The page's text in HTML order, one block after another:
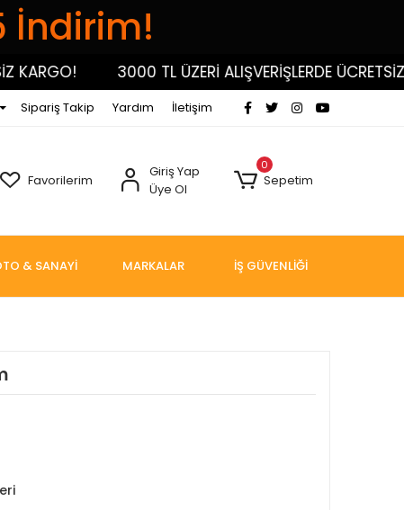
İndirim!
3000 TL ÜZERİ ALIŞVERİŞLERDE ÜCRETSİZ
Sipariş Takip Yardım İletişim
Favorilerim
Giriş Yap
Üye Ol
0
Sepetim
& SANAYİ MARKALAR İŞ GÜVENLİĞİ